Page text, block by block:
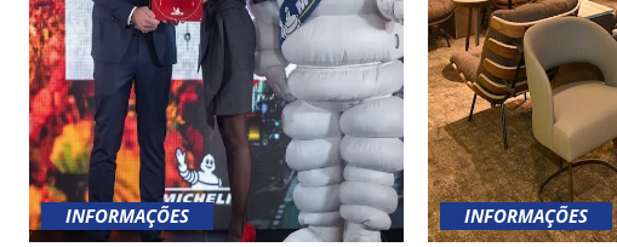
INFORMAÇÕES INFORMAÇÕES